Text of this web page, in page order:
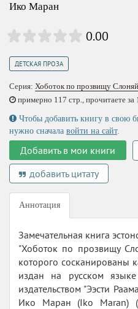
Ико Маран
0.00
ДЕТСКАЯ ПРОЗА
Серия: Хоботок по прозвищу
примерно 117 стр., прочитаете за
Чтобы добавить книгу в свою
нужно сначала войти на сайт.
Добавить в мои книги
добавить цитату
Аннотация
Замечательная книга
"Хоботок по прозвищу
которого сосканированы
издан на русском
издательством "Ээсти
Ико Маран (Iko Maran)